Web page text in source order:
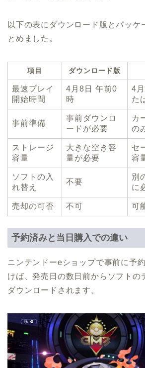
以下の表にダウンロード版とパッケ
とめました。
項目 ダウンロード版
最速プレイ
開始時間
4月8日 午前0
時
4
た
事前準備
事前ダウンロ
ードが必要
カ
の
ストレージ
容量
大きな空き容
量が必要
セ
容
ソフトの入
れ替え
不要
別
に
売却の可否 不可 可
予約済みと当日購入での違い
ニンテンドーeショップで事前に予
けば、発売日の数日前からソフトの
ダウンロードされます。